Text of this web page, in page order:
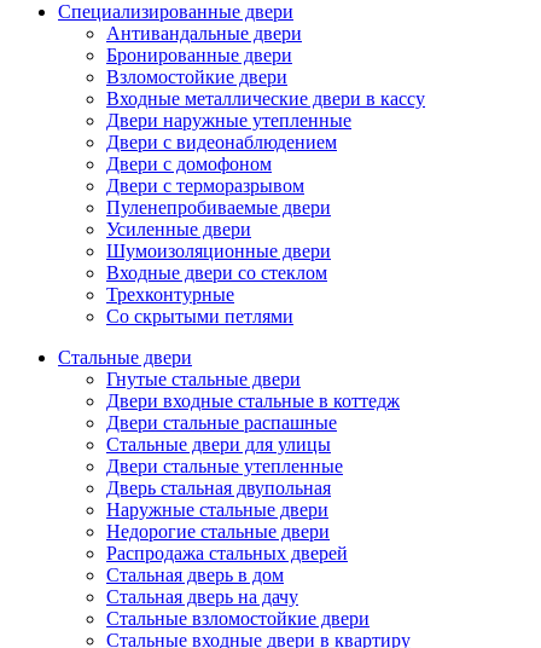
Специализированные двери
Антивандальные двери
Бронированные двери
Взломостойкие двери
Входные металлические двери в кассу
Двери наружные утепленные
Двери с видеонаблюдением
Двери с домофоном
Двери с терморазрывом
Пуленепробиваемые двери
Усиленные двери
Шумоизоляционные двери
Входные двери со стеклом
Трехконтурные
Со скрытыми петлями
Стальные двери
Гнутые стальные двери
Двери входные стальные в коттедж
Двери стальные распашные
Стальные двери для улицы
Двери стальные утепленные
Дверь стальная двупольная
Наружные стальные двери
Недорогие стальные двери
Распродажа стальных дверей
Стальная дверь в дом
Стальная дверь на дачу
Стальные взломостойкие двери
Стальные входные двери в квартиру